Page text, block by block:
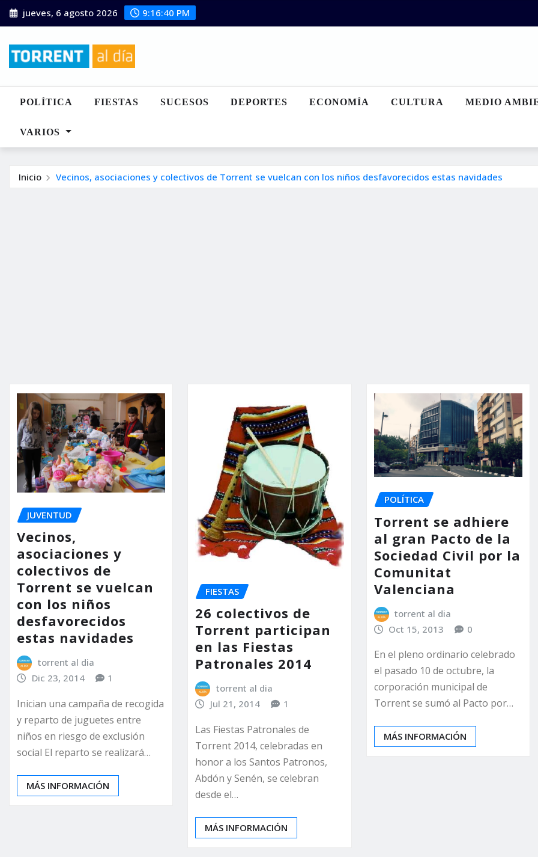
Saltar
al
jueves, 6 agosto 2026 9:16:41 PM
POLÍTICA FIESTAS SUCESOS DEPORTES ECONOMÍA CULTURA MEDIO
VARIOS
Inicio Vecinos, asociaciones y colectivos de Torrent se vuelcan con los niños desfavorecidos estas navidades
JUVENTUD
Vecinos,
asociaciones y
colectivos de
Torrent se vuelcan
con los niños
desfavorecidos
estas navidades
torrent al dia
Dic 23, 2014
1
Inician una campaña de recogida
y reparto de juguetes entre
niños en riesgo de exclusión
social El reparto se realizará…
MÁS INFORMACIÓN
FIESTAS
26 colectivos de
Torrent participan
en las Fiestas
Patronales 2014
torrent al dia
Jul 21, 2014
1
Las Fiestas Patronales de
Torrent 2014, celebradas en
honor a los Santos Patronos,
Abdón y Senén, se celebran
desde el…
MÁS INFORMACIÓN
POLÍTICA
Torrent se adhiere
al gran Pacto de la
Sociedad Civil por la
Comunitat
Valenciana
torrent al dia
Oct 15, 2013
0
En el pleno ordinario celebrado
el pasado 10 de octubre, la
corporación municipal de
Torrent se sumó al Pacto por…
MÁS INFORMACIÓN